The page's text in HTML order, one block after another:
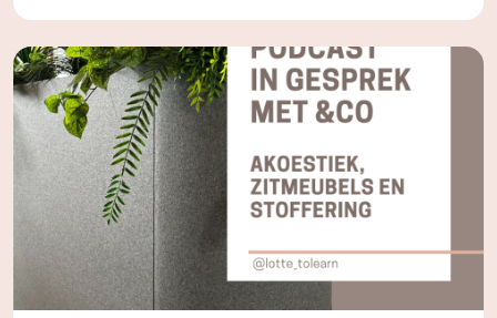
evenals het behouden van het concept van […]